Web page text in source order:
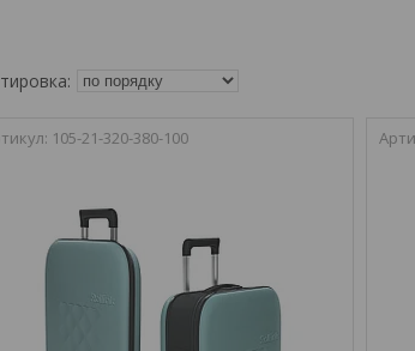
105-21-320-380-100